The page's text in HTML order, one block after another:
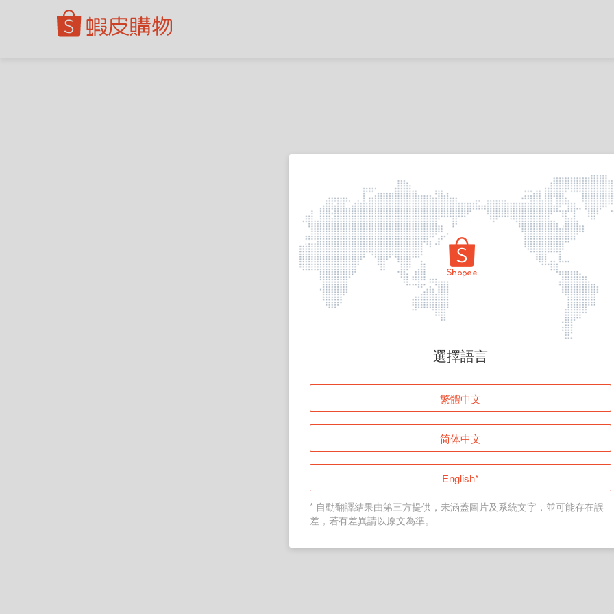
頁面無法顯示
登入
返回首頁
選擇語言
繁體中文
简体中文
English*
* 自動翻譯結果由第三方提供，未涵蓋圖片及系統文字，並可能存在誤
差，若有差異請以原文為準。